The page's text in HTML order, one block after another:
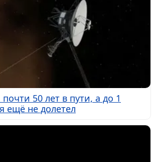
50 лет в пути, а до 1
ещё не долетел